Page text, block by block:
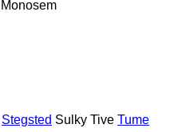
Monosem
Stegsted Sulky Tive Tume